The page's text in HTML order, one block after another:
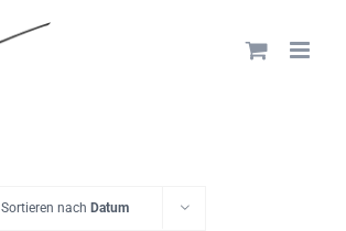
Sortieren nach Datum